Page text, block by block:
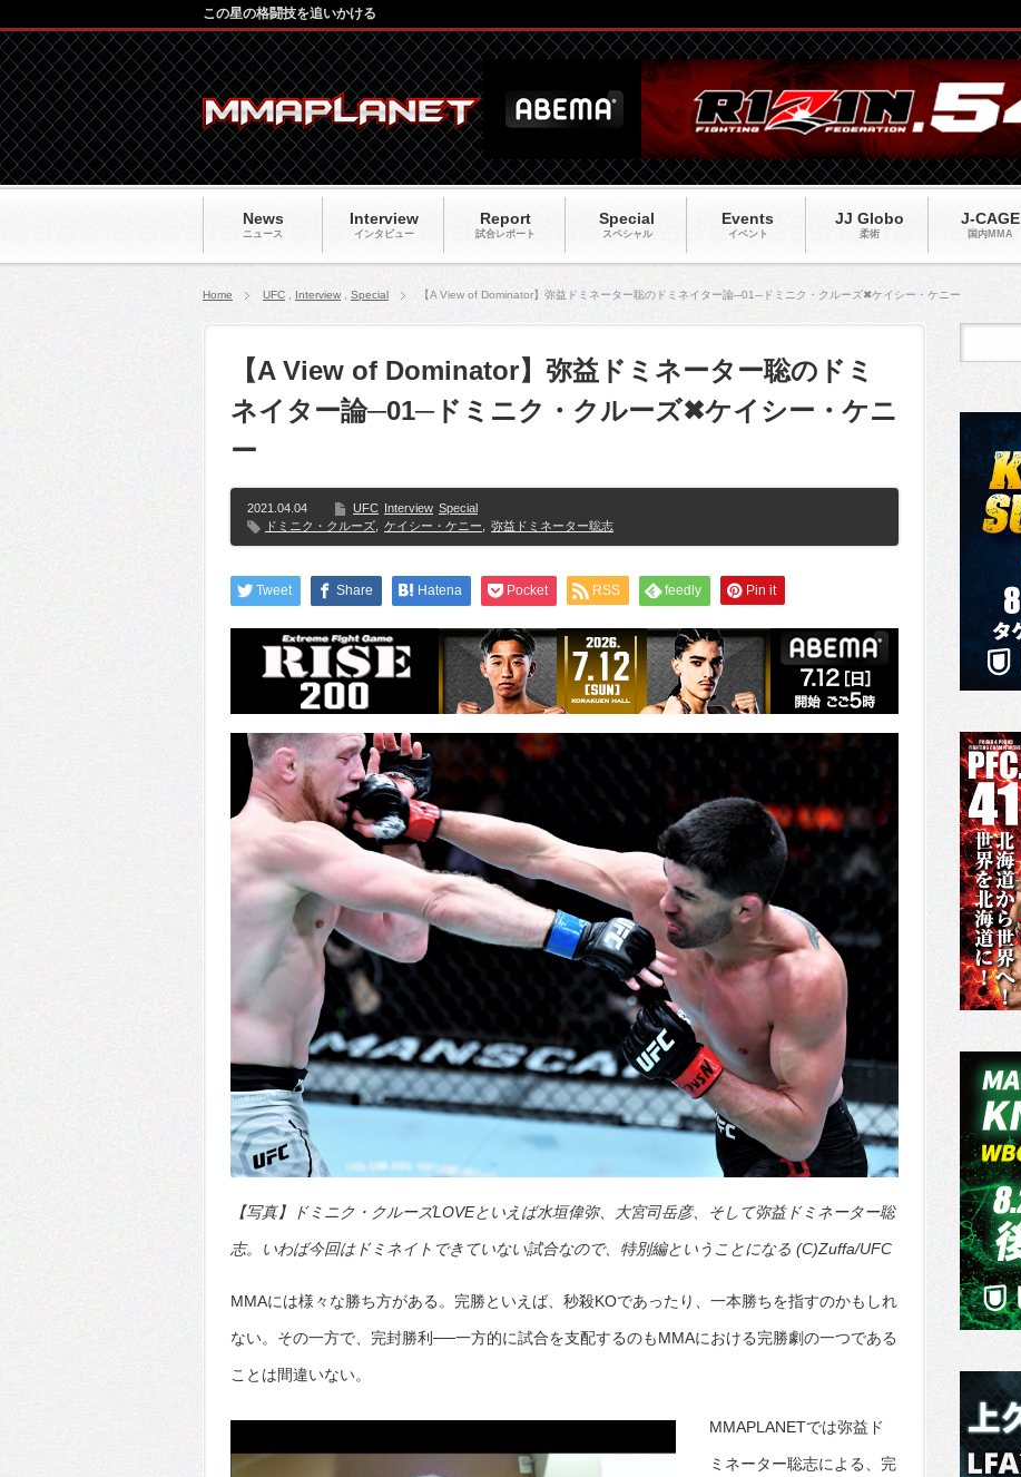
News
ニュース
Interview
インタビュー
Report
試合レポート
Special
スペシャル
Events
イベント
JJ Globo
柔術
J-CAGE
国内MMA
この星の格闘技を追いかける
Home UFC Interview Special 【A View of Dominator】弥益ドミネーター聡のドミネイター論─01─ドミニク・クルーズ✖ケイシー・ケニー
【A View of Dominator】弥益ドミネーター聡のドミ
ネイター論─01─ドミニク・クルーズ✖ケイシー・ケニ
ー
2021.04.04 UFC Interview Special
ドミニク・クルーズ
ケイシー・ケニー 弥益ドミネーター聡志
Tweet Share Hatena Pocket RSS feedly Pin it
【写真】ドミニク・クルーズLOVEといえば水垣偉弥、大宮司岳彦、そして弥益ドミネーター聡
志。いわば今回はドミネイトできていない試合なので、特別編ということになる (C)Zuffa/UFC
MMAには様々な勝ち方がある。完勝といえば、秒殺KOであったり、一本勝ちを指すのかもしれ
ない。その一方で、完封勝利──一方的に試合を支配するのもMMAにおける完勝劇の一つである
ことは間違いない。
MMAPLANETでは弥益ド
ミネーター聡志による、完